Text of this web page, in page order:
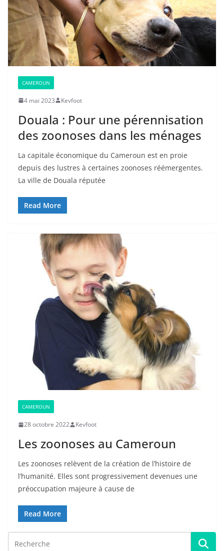
CAMEROUN
4 mai 2023 Kevfoot
Douala : Pour une pérennisation
des zoonoses dans les ménages
La capitale économique du Cameroun est en proie
depuis des lustres à certaines zoonoses réémergentes.
La ville de Douala réputée
Read More
CAMEROUN
28 octobre 2022 Kevfoot
Les zoonoses au Cameroun
Les zoonoses relèvent de la création de l’histoire de
l’humanité. Elles sont progressivement devenues une
préoccupation majeure à cause de
Read More